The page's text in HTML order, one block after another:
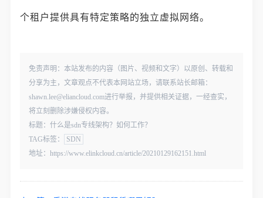
个租户提供具有特定策略的独立虚拟网络。
免责声明：本站发布的内容（图片、视频和文字）以原创、转载和
分享为主，文章观点不代表本网站立场，请联系站长邮箱：
shawn.lee@eliancloud.com进行举报，并提供相关证据，一经查实，
将立刻删除涉嫌侵权内容。
标题：什么是sdn专线架构？如何工作？
TAG标签：
SDN
地址：https://www.elinkcloud.cn/article/20210129162151.html